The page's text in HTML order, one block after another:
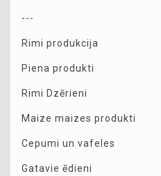
---
Rimi produkcija
Piena produkti
Rimi Dzērieni
Maize maizes produkti
Cepumi un vafeles
Gatavie ēdieni